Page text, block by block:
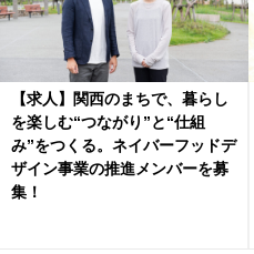
【求人】関西のまちで、暮らし
を楽しむ“つながり”と“仕組
み”をつくる。ネイバーフッドデ
ザイン事業の推進メンバーを募
集！